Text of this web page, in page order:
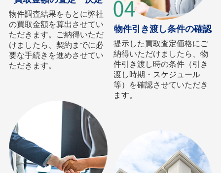
物件調査結果をもとに弊社
の買取金額を算出させてい
ただきます。ご納得いただ
けましたら、契約までに必
要な手続きを進めさせてい
ただきます。
物件引き渡し条件の確認
提示した買取査定価格にご
納得いただけましたら、物
件引き渡し時の条件（引き
渡し時期・スケジュール
等）を確認させていただき
ます。